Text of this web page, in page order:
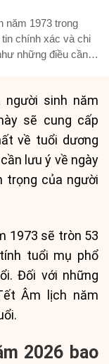
năm 1973 trong
chính xác và chi
những điều cần
người sinh năm
sẽ cung cấp
về tuổi dương
lưu ý về ngày
trọng của người
1973 sẽ tròn 53
tuổi mụ phổ
Đối với những
Âm lịch năm
2026 bao